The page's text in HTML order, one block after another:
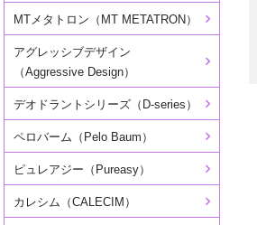
MTメタトロン（MT METATRON）
アグレッシブデザイン
（Aggressive Design）
デオドラントシリーズ（D-series）
ペロバーム（Pelo Baum）
ピュレアジー（Pureasy）
カレシム（CALECIM）